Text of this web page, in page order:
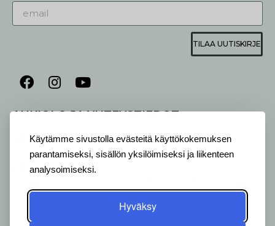
Käytämme sivustolla evästeitä käyttökokemuksen
parantamiseksi, sisällön yksilöimiseksi ja liikenteen
analysoimiseksi.
Hyväksy
TILAA UUTISKIRJE
AUKIOLO JA YHTEYSTIEDOT
ALVELEMME:
Ma-Pe 9-20 I La 10-18 I Su 10-17
OTA YHTEYTTÄ:
kukkapiste: +358 44 5369 657
pihasuunnittelija: +358 40 1547 376
Alakyläntie 2-4, 20250 Turku